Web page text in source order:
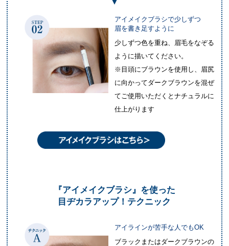
アイメイクブラシで少しずつ
眉を書き足すように
少しずつ色を重ね、眉毛をなぞる
ように描いてください。
※目頭にブラウンを使用し、眉尻
に向かってダークブラウンを混ぜ
てご使用いただくとナチュラルに
仕上がります
『アイメイクブラシ』を使った
目ヂカラアップ！テクニック
アイラインが苦手な人でもOK
ブラックまたはダークブラウンの